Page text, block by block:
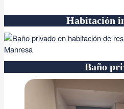
Habitación
Baño